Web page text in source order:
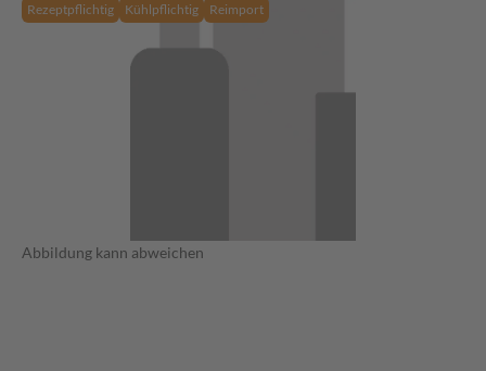
Rezeptpflichtig Kühlpflichtig Reimport
Abbildung kann abweichen